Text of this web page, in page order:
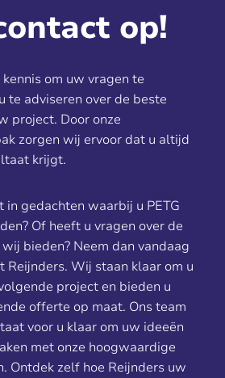
op!
om uw vragen te
te adviseren over de beste
project. Door onze
zorgen wij ervoor dat u altijd
krijgt.
in gedachten waarbij u PETG
Of heeft u vragen over de
bieden? Neem dan vandaag
Reijnders. Wij staan klaar om u
project en bieden u
offerte op maat. Ons team
voor u klaar om uw ideeën
met onze hoogwaardige
Ontdek zelf hoe Reijnders uw